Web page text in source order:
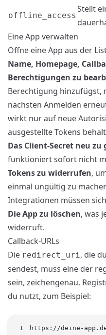
offline_access
Stellt
Eine App verwalten
Öffne eine App aus der
Name, Homepage,
Berechtigungen zu
Berechtigung hinzufügst,
nächsten Anmelden
wirkt nur auf neue
ausgestellte Tokens
Das Client-Secret neu zu
funktioniert sofort nicht
Tokens zu widerrufen,
einmal ungültig zu
Integrationen müssen
Die App zu löschen, was
widerruft.
Callback-URLs
Die redirect_uri, die
sendest, muss eine der
sein, zeichengenau.
du nutzt, zum Beispiel:
https://deine-